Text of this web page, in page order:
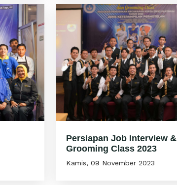
Persiapan Job Interview &
Grooming Class 2023
Kamis, 09 November 2023